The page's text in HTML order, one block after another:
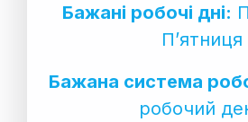
Бажані робочі дні:
П’ятниця
Бажана система
робочий